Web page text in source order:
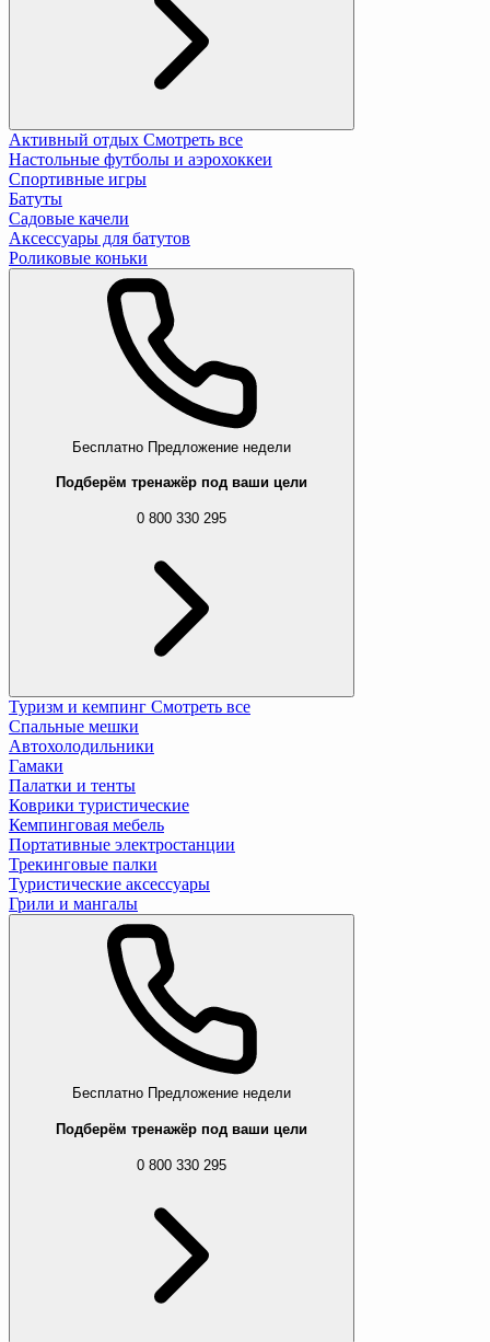
Активный отдых Смотреть все
Настольные футболы и аэрохоккеи
Спортивные игры
Батуты
Садовые качели
Аксессуары для батутов
Роликовые коньки
Бесплатно Предложение недели
Подберём тренажёр под ваши цели
0 800 330 295
Туризм и кемпинг Смотреть все
Спальные мешки
Автохолодильники
Гамаки
Палатки и тенты
Коврики туристические
Кемпинговая мебель
Портативные электростанции
Трекинговые палки
Туристические аксессуары
Грили и мангалы
Бесплатно Предложение недели
Подберём тренажёр под ваши цели
0 800 330 295